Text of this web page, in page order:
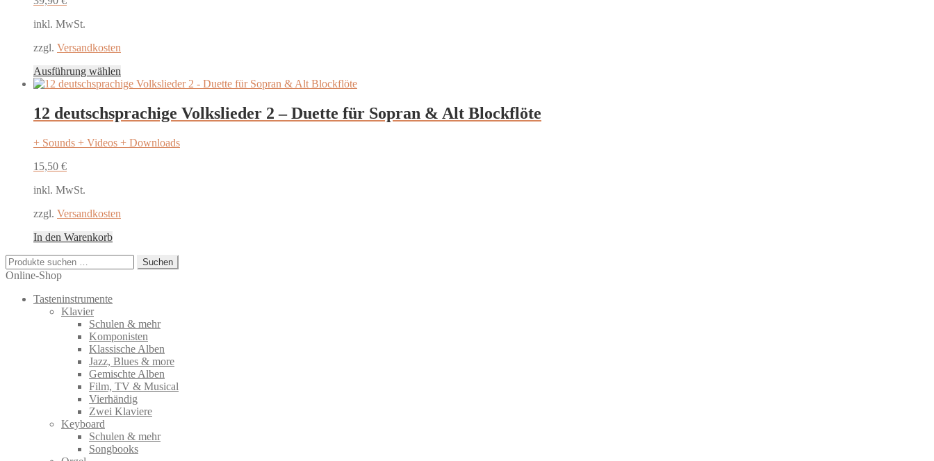
inkl. MwSt.
zzgl. Versandkosten
Ausführung wählen
Produkt
mehrere
Varianten
Die
gewählt
12 deutschsprachige Volkslieder 2 – Duette für Sopran & Alt Blockflöte
+ Sounds + Videos + Downloads
15,50 €
inkl. MwSt.
zzgl. Versandkosten
In den Warenkorb
Suchen
nach:
Suchen
Online-Shop
Tasteninstrumente
Klavier
Schulen & mehr
Komponisten
Klassische Alben
Jazz, Blues & more
Gemischte Alben
Film, TV & Musical
Vierhändig
Zwei Klaviere
Keyboard
Schulen & mehr
Songbooks